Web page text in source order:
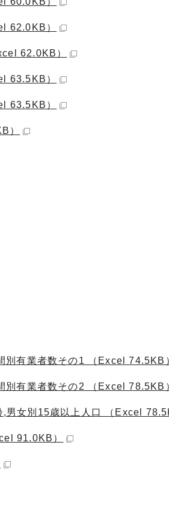
62.0KB）
62.0KB）
63.5KB）
63.5KB）
）
有業者数その1 （Excel 74.5KB
有業者数その2 （Excel 78.5KB
女別15歳以上人口 （Excel
91.0KB）